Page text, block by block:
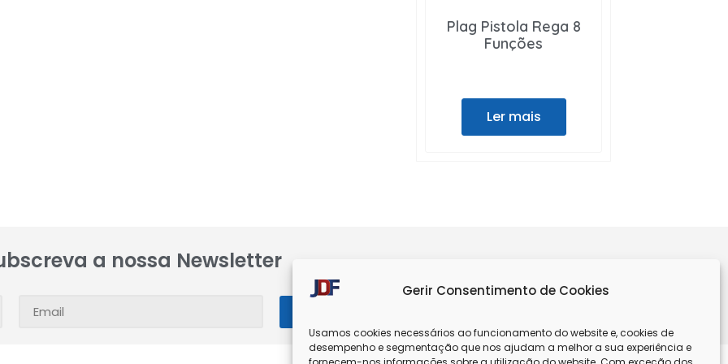
Gerir Consentimento de Cookies
Usamos cookies necessários ao funcionamento do website e, cookies de
desempenho e segmentação que nos ajudam a melhor a sua experiência e
Plag Pistola Rega 8
Funções
Ler mais
a nossa Newsletter